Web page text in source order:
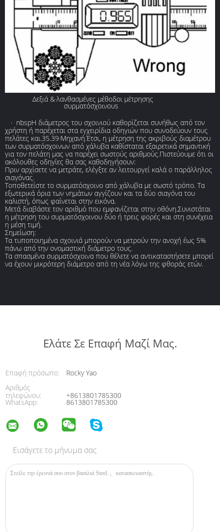
Δεξιά &·λανθασμένες μέθοδοι μέτρησης
συρματόσχοινουs
· nbspΗ διάμετρος του σχοινιού καθορίζεται συνήθως από τον
χρήστη ή παρέχεται στα εγχειρίδια οδηγιών που συνοδεύουν τους
πελάτες και.35.39·Μηχανή.Έτσι, η μέτρηση της ακριβούς διαμέτρου
των συρματόσχοινων από χάλυβα καθίσταται εξαιρετικά σημαντική
για τον πελάτη μας να παρέχει σωστούς αριθμούς.Πιστεύουμε ότι οι
ακόλουθες οδηγίες θα σας καθοδηγήσουν:
Πριν αρχίσετε να μετράτε, ελέγξτε αν λειτουργεί καλά ο παράλληλος
σιαγόνας.
Τοποθετείστε το συρματόσχοινο από χάλυβα με σωστό τρόπο. Τα
εξωτερικά όρια των νημάτων αγγίζουν και τα δύο σιαγόνα του
καλιστή, όπως φαίνεται στην εικόνα.
Μετά διαβάστε τον αριθμό που εμφανίζεται στην οθόνη.Συνιστάται
η μέτρηση του συρματόσχοινου δύο ή τρεις φορές και στη συνέχεια
η μέση τιμή.
Σημείωση:
Τα τυποποιημένα σχοινιά μπορούν να μετρούν την ανοχή έως 5%
πάνω από την ονομαστική διάμετρο τους.
Τα σπασμένα συρματόσχοινα που θέλετε να αντικαταστήσετε μπορεί
να έχουν μικρότερη διάμετρο από τη νέα λόγω της φθοράς ετών.
Ελάτε Σε Επαφή Μαζί Μας.
Επαφή πρόσωπο:
Rocky Yao
Αριθμός
τηλεφώνου:
+8613801785300
WhatsApp: 8613801785300
Εισάγετε το μήνυμα σας